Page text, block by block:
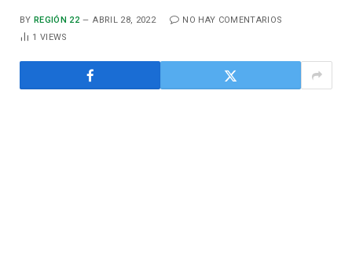
BY REGIÓN 22 ABRIL 28, 2022
NO HAY COMENTARIOS
1VIEWS